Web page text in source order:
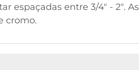
espaçadas entre 3/4" - 2".
cromo.